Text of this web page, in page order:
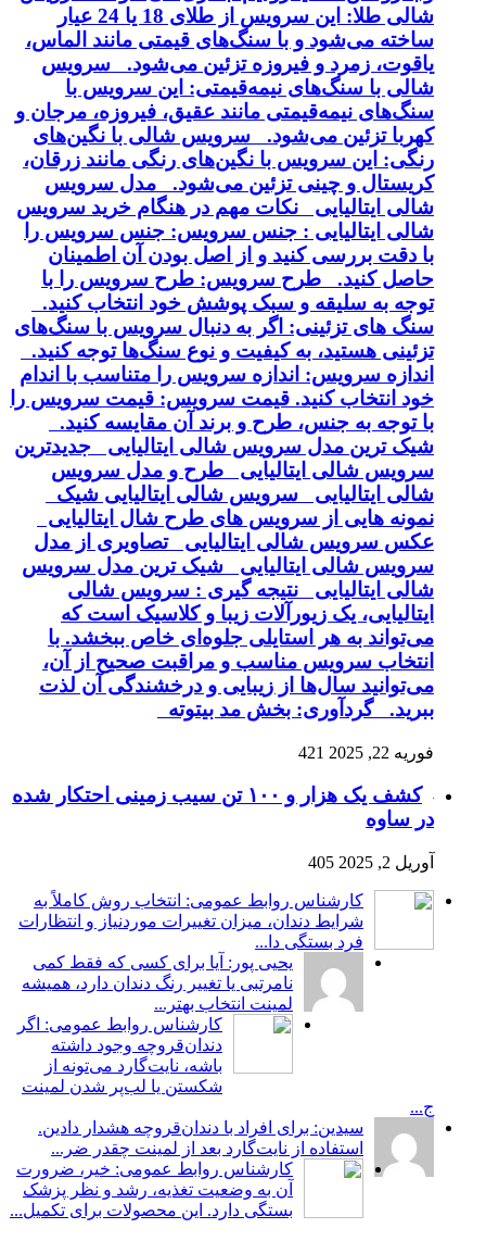
شالی طلا: این سرویس از طلای 18 یا 24 عیار
ساخته می‌شود و با سنگ‌های قیمتی مانند الماس،
یاقوت، زمرد و فیروزه تزئین می‌شود. سرویس
شالی با سنگ‌های نیمه‌قیمتی: این سرویس با
سنگ‌های نیمه‌قیمتی مانند عقیق، فیروزه، مرجان و
کهربا تزئین می‌شود. سرویس شالی با نگین‌های
رنگی: این سرویس با نگین‌های رنگی مانند زرقان،
کریستال و چینی تزئین می‌شود. مدل سرویس
شالی ایتالیایی نکات مهم در هنگام خرید سرویس
شالی ایتالیایی : جنس سرویس: جنس سرویس را
با دقت بررسی کنید و از اصل بودن آن اطمینان
حاصل کنید. طرح سرویس: طرح سرویس را با
توجه به سلیقه و سبک پوشش خود انتخاب کنید.
سنگ های تزئینی: اگر به دنبال سرویس با سنگ‌های
تزئینی هستید، به کیفیت و نوع سنگ‌ها توجه کنید.
اندازه سرویس: اندازه سرویس را متناسب با اندام
خود انتخاب کنید. قیمت سرویس: قیمت سرویس را
با توجه به جنس، طرح و برند آن مقایسه کنید.
شیک ترین مدل سرویس شالی ایتالیایی جدیدترین
سرویس شالی ایتالیایی طرح و مدل سرویس
شالی ایتالیایی سرویس شالی ایتالیایی شیک
نمونه هایی از سرویس های طرح شال ایتالیایی
عکس سرویس شالی ایتالیایی تصاویری از مدل
سرویس شالی ایتالیایی شیک ترین مدل سرویس
شالی ایتالیایی نتیجه گیری : سرویس شالی
ایتالیایی، یک زیورآلات زیبا و کلاسیک است که
می‌تواند به هر استایلی جلوه‌ای خاص ببخشد. با
انتخاب سرویس مناسب و مراقبت صحیح از آن،
می‌توانید سال‌ها از زیبایی و درخشندگی آن لذت
ببرید. گردآوری: بخش مد بیتوته
فوریه 22, 2025 421
کشف یک هزار و ۱۰۰ تن سیب زمینی احتکار شده
در ساوه
آوریل 2, 2025 405
کارشناس روابط عمومی: انتخاب روش کاملاً به
شرایط دندان، میزان تغییرات موردنیاز و انتظارات
فرد بستگی دا...
یحیی پور: آیا برای کسی که فقط کمی
نامرتبی یا تغییر رنگ دندان دارد، همیشه
لمینت انتخاب بهتر...
کارشناس روابط عمومی: اگر
دندان‌قروچه وجود داشته
باشه، نایت‌گارد می‌تونه از
شکستن یا لب‌پر شدن لمینت
ج...
سیدین: برای افراد با دندان‌قروچه هشدار دادین.
استفاده از نایت‌گارد بعد از لمینت چقدر ضر...
کارشناس روابط عمومی: خیر، ضرورت
آن به وضعیت تغذیه، رشد و نظر پزشک
بستگی دارد. این محصولات برای تکمیل...